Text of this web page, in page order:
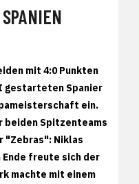
mit 4:0 Punkten
gestarteten Spanier
ein.
Spitzenteams
"Zebras": Niklas
Ende freute sich der
machte mit einem